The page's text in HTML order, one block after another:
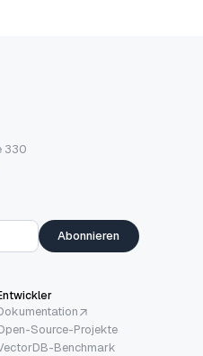
330
Abonnieren
Source-Projekte
Benchmark